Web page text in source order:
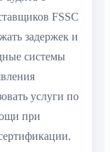
FSSC
задержек и
системы
услуги по
при